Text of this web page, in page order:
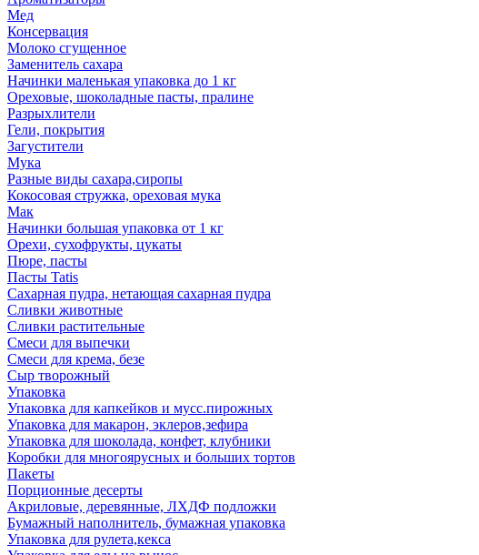
Мед
Консервация
Молоко сгущенное
Заменитель сахара
Начинки маленькая упаковка до 1 кг
Ореховые, шоколадные пасты, пралине
Разрыхлители
Гели, покрытия
Загустители
Мука
Разные виды сахара,сиропы
Кокосовая стружка, ореховая мука
Мак
Начинки большая упаковка от 1 кг
Орехи, сухофрукты, цукаты
Пюре, пасты
Пасты Tatis
Сахарная пудра, нетающая сахарная пудра
Сливки животные
Сливки растительные
Смеси для выпечки
Смеси для крема, безе
Сыр творожный
Упаковка
Упаковка для капкейков и мусс.пирожных
Упаковка для макарон, эклеров,зефира
Упаковка для шоколада, конфет, клубники
Коробки для многоярусных и больших тортов
Пакеты
Порционные десерты
Акриловые, деревянные, ЛХДФ подложки
Бумажный наполнитель, бумажная упаковка
Упаковка для рулета,кекса